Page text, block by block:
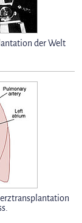
der Welt